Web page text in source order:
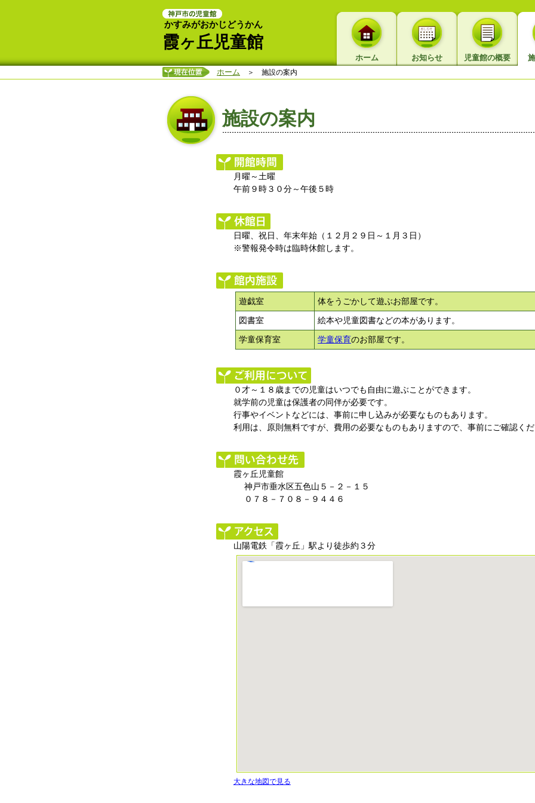
かすみがおかじどうかん
霞ヶ丘児童館
ホーム お知らせ 児童館の概要
ホーム ＞ 施設の案内
施設の案内
月曜～土曜
午前９時３０分～午後５時
日曜、祝日、年末年始（１２月２９日～１月３日）
※警報発令時は臨時休館します。
遊戯室
体をうごかして遊ぶお部屋です。
図書室
絵本や児童図書などの本があります。
学童保育室
学童保育のお部屋です。
０才～１８歳までの児童はいつでも自由に遊ぶことができます。
就学前の児童は保護者の同伴が必要です。
行事やイベントなどには、事前に申し込みが必要なものもあります。
利用は、原則無料ですが、費用の必要なものもありますので、事前にご確認く
霞ヶ丘児童館
神戸市垂水区五色山５－２－１５
０７８－７０８－９４４６
山陽電鉄「霞ヶ丘」駅より徒歩約３分
大きな地図で見る